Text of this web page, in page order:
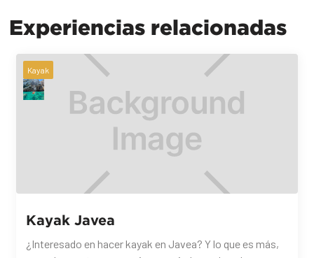
Experiencias relacionadas
Kayak
Kayak Javea
¿Interesado en hacer kayak en Javea? Y lo que es más,